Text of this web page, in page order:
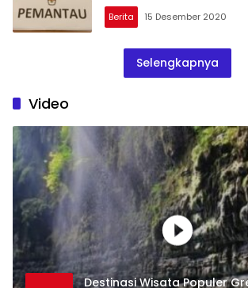
Berita 15 Desember 2020
Selengkapnya
Video
Destinasi Wisata Populer